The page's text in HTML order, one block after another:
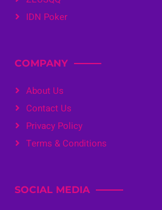
IDN Poker
COMPANY
About Us
Contact Us
Privacy Policy
Terms & Conditions
SOCIAL MEDIA